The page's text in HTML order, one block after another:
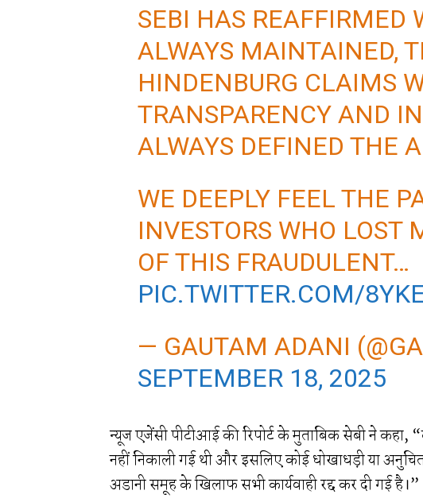
SEBI HAS REAFFIRMED
ALWAYS MAINTAINED,
HINDENBURG CLAIMS
TRANSPARENCY AND
ALWAYS DEFINED THE
WE DEEPLY FEEL THE
INVESTORS WHO LOST
OF THIS FRAUDULENT…
PIC.TWITTER.COM/
— GAUTAM ADANI
SEPTEMBER 18, 2025
न्यूज एजेंसी पीटीआई की रिपोर्ट के मुताबिक सेबी ने कहा,
नहीं निकाली गई थी और इसलिए कोई धोखाधड़ी या
अडानी समूह के खिलाफ सभी कार्यवाही रद्द कर दी गई है।”